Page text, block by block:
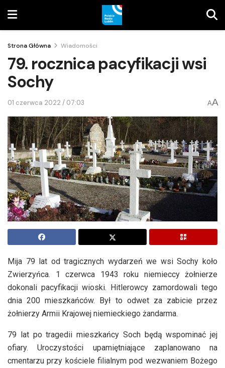
Strona Główna Wiadomości
79. rocznica pacyfikacji wsi
Sochy
01 czerwca 2022 / 07:03 AA
Mija 79 lat od tragicznych wydarzeń we wsi Sochy koło
Zwierzyńca. 1 czerwca 1943 roku niemieccy żołnierze
dokonali pacyfikacji wioski. Hitlerowcy zamordowali tego
dnia 200 mieszkańców. Był to odwet za zabicie przez
żołnierzy Armii Krajowej niemieckiego żandarma.
79 lat po tragedii mieszkańcy Soch będą wspominać jej
ofiary. Uroczystości upamiętniające zaplanowano na
cmentarzu przy kościele filialnym pod wezwaniem Bożego